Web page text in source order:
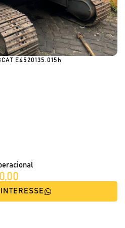
E4520135.015h